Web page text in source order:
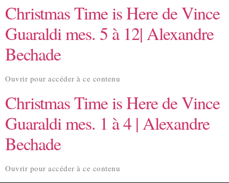
Christmas Time is Here de Vince
Guaraldi mes. 5 à 12| Alexandre
Bechade
Ouvrir pour accéder à ce contenu
Christmas Time is Here de Vince
Guaraldi mes. 1 à 4 | Alexandre
Bechade
Ouvrir pour accéder à ce contenu